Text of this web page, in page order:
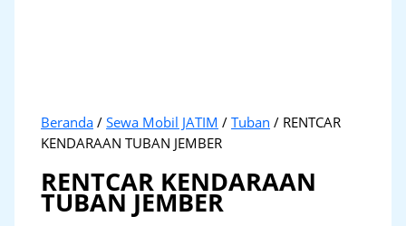
Beranda /Sewa Mobil JATIM /Tuban / RENTCAR
KENDARAAN TUBAN JEMBER
RENTCAR KENDARAAN
TUBAN JEMBER